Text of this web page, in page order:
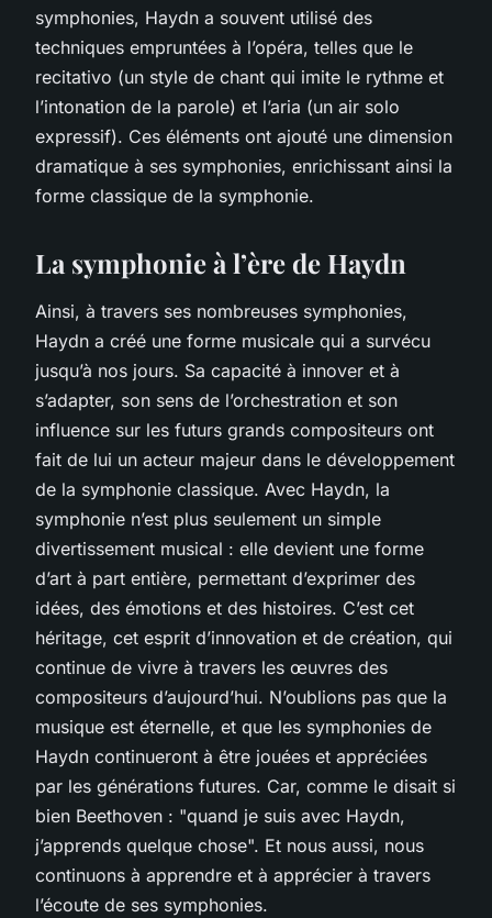
symphonies, Haydn a souvent utilisé des
techniques empruntées à l’opéra, telles que le
recitativo (un style de chant qui imite le rythme et
l’intonation de la parole) et l’aria (un air solo
expressif). Ces éléments ont ajouté une dimension
dramatique à ses symphonies, enrichissant ainsi la
forme classique de la symphonie.
La symphonie à l’ère de Haydn
Ainsi, à travers ses nombreuses symphonies,
Haydn a créé une forme musicale qui a survécu
jusqu’à nos jours. Sa capacité à innover et à
s’adapter, son sens de l’orchestration et son
influence sur les futurs grands compositeurs ont
fait de lui un acteur majeur dans le développement
de la symphonie classique. Avec Haydn, la
symphonie n’est plus seulement un simple
divertissement musical : elle devient une forme
d’art à part entière, permettant d’exprimer des
idées, des émotions et des histoires. C’est cet
héritage, cet esprit d’innovation et de création, qui
continue de vivre à travers les œuvres des
compositeurs d’aujourd’hui. N’oublions pas que la
musique est éternelle, et que les symphonies de
Haydn continueront à être jouées et appréciées
par les générations futures. Car, comme le disait si
bien Beethoven : "quand je suis avec Haydn,
j’apprends quelque chose". Et nous aussi, nous
continuons à apprendre et à apprécier à travers
l’écoute de ses symphonies.